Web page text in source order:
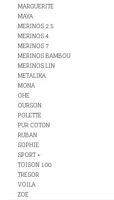
MARGUERITE
MAYA
MERINOS 2.5
MERINOS 4
MERINOS 7
MERINOS BAMBOU
MERINOS LIN
METALIKA
MONA
OHE
OURSON
POLETTE
PUR COTON
RUBAN
SOPHIE
SPORT +
TOISON 100
TRESOR
VOILA
ZOE